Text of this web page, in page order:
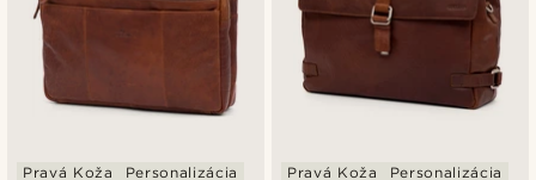
Pravá Koža Personalizácia Pravá Koža Personalizácia